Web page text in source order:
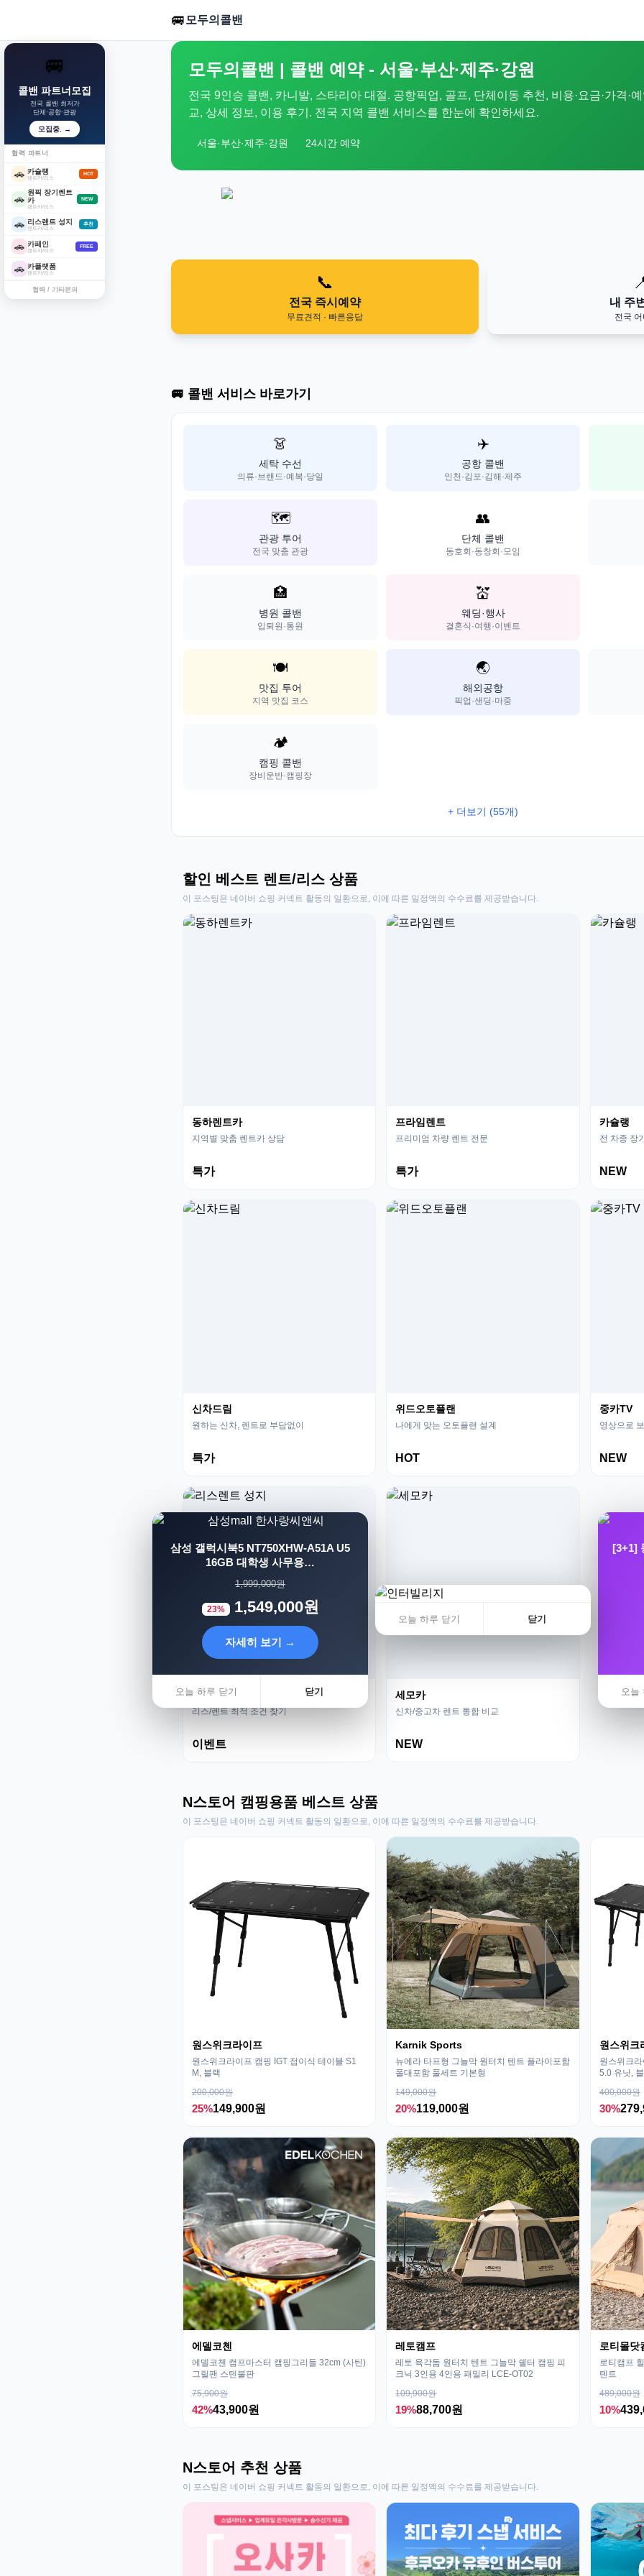
🚐 모두의콜밴
모두의콜밴 | 콜밴 예약 - 서울·부산·제주·강원
전국 9인승 콜밴, 카니발, 스타리아 대절. 공항픽업, 골프, 단체이동 추천, 비용·요금·가격·예
교, 상세 정보, 이용 후기. 전국 지역 콜밴 서비스를 한눈에 확인하세요.
서울·부산·제주·강원 24시간 예약
📞
전국 즉시예약
무료견적 · 빠른응답
내 주
전국
🚐 콜밴 서비스 바로가기
👗
세탁 수선
의류·브랜드·예복·당일
✈️
공항 콜밴
인천·김포·김해·제주
🗺️
관광 투어
전국 맞춤 관광
👥
단체 콜밴
동호회·동창회·모임
🏥
병원 콜밴
입퇴원·통원
💒
웨딩·행사
결혼식·여행·이벤트
🍽️
맛집 투어
지역 맛집 코스
🌏
해외공항
픽업·샌딩·마중
🏕️
캠핑 콜밴
장비운반·캠핑장
+ 더보기 (55개)
할인 베스트 렌트/리스 상품
이 포스팅은 네이버 쇼핑 커넥트 활동의 일환으로, 이에 따른 일정액의 수수료를 제공받습니다.
동하렌트카
지역별 맞춤 렌트카 상담
특가
프라임렌트
프리미엄 차량 렌트 전문
특가
카슐랭
전 차종 장
NEW
신차드림
원하는 신차, 렌트로 부담없이
특가
위드오토플랜
나에게 맞는 오토플랜 설계
HOT
중카TV
영상으로
NEW
리스렌트 성지
리스/렌트 최적 조건 찾기
이벤트
세모카
신차/중고차 렌트 통합 비교
NEW
N스토어 캠핑용품 베스트 상품
이 포스팅은 네이버 쇼핑 커넥트 활동의 일환으로, 이에 따른 일정액의 수수료를 제공받습니다.
원스위크라이프
원스위크라이프 캠핑 IGT 접이식 테이블 S1
M, 블랙
200,000원
25%149,900원
Karnik Sports
뉴에라 타프형 그늘막 원터치 텐트 플라이포함
폴대포함 풀세트 기본형
149,000원
20%119,000원
원스위크
원스위크
5.0 유닛,
400,000원
30%
에델코첸
에델코첸 캠프마스터 캠핑그리들 32cm (사틴)
그릴팬 스텐불판
75,900원
42%43,900원
레토캠프
레토 육각돔 원터치 텐트 그늘막 쉘터 캠핑 피
크닉 3인용 4인용 패밀리 LCE-OT02
109,900원
19%88,700원
로티몰닷
로티캠프
텐트
489,000원
10%
N스토어 추천 상품
이 포스팅은 네이버 쇼핑 커넥트 활동의 일환으로, 이에 따른 일정액의 수수료를 제공받습니다.
오늘 하루 닫기 닫기
[3+1]
오늘
삼성 갤럭시북5 NT750XHW-A51A U5
16GB 대학생 사무용…
1,999,000원
23% 1,549,000원
자세히 보기 →
오늘 하루 닫기 닫기
🚐
콜밴 파트너모집
전국 콜밴 최저가
단체·공항·관광
모집중. →
협력 파트너
🚗 카슐랭
렌트카/리스
HOT
🚗
원픽 장기렌트
카
렌트카/리스
NEW
🚗 리스렌트 성지
렌트카/리스
추천
🚗 카페인
렌트카/리스
FREE
🚗 카플랫폼
렌트카/리스
협력 / 기타문의